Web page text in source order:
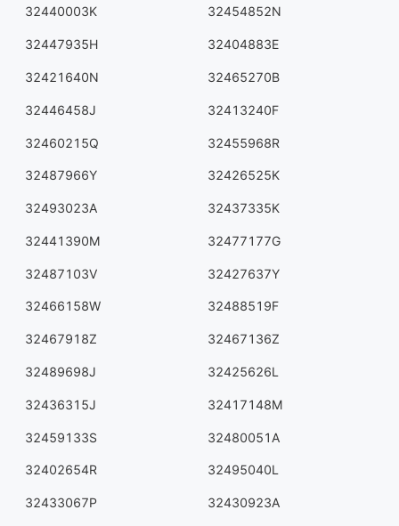
32440003K 32454852N
32447935H 32404883E
32421640N 32465270B
32446458J 32413240F
32460215Q 32455968R
32487966Y 32426525K
32493023A 32437335K
32441390M 32477177G
32487103V 32427637Y
32466158W 32488519F
32467918Z 32467136Z
32489698J 32425626L
32436315J 32417148M
32459133S 32480051A
32402654R 32495040L
32433067P 32430923A